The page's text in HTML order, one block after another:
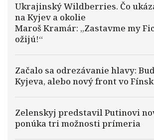
Ukrajinský Wildberries. Čo
na Kyjev a okolie
Maroš Kramár: „Zastavme my
ožijú!“
Začalo sa odrezávanie hlavy:
Kyjeva, alebo nový front vo
Zelenskyj predstavil Putinovi
ponúka tri možnosti prímeria